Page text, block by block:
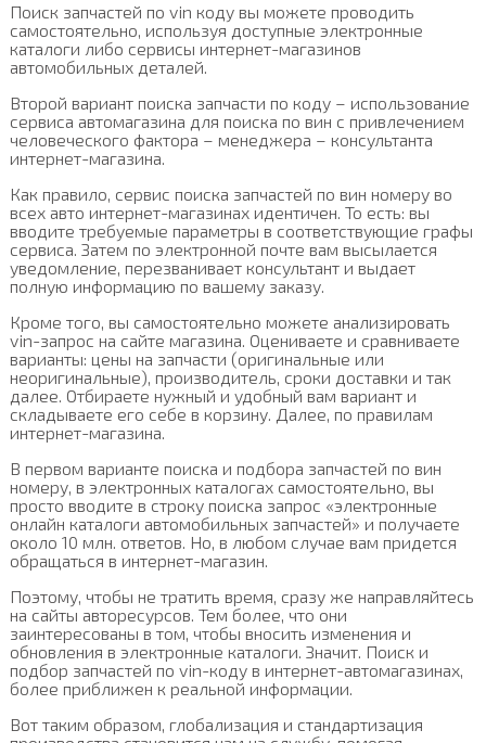
Поиск запчастей по vin коду вы можете проводить
самостоятельно, используя доступные электронные
каталоги либо сервисы интернет-магазинов
автомобильных деталей.
Второй вариант поиска запчасти по коду – использование
сервиса автомагазина для поиска по вин с привлечением
человеческого фактора – менеджера – консультанта
интернет-магазина.
Как правило, сервис поиска запчастей по вин номеру во
всех авто интернет-магазинах идентичен. То есть: вы
вводите требуемые параметры в соответствующие графы
сервиса. Затем по электронной почте вам высылается
уведомление, перезванивает консультант и выдает
полную информацию по вашему заказу.
Кроме того, вы самостоятельно можете анализировать
vin-запрос на сайте магазина. Оцениваете и сравниваете
варианты: цены на запчасти (оригинальные или
неоригинальные), производитель, сроки доставки и так
далее. Отбираете нужный и удобный вам вариант и
складываете его себе в корзину. Далее, по правилам
интернет-магазина.
В первом варианте поиска и подбора запчастей по вин
номеру, в электронных каталогах самостоятельно, вы
просто вводите в строку поиска запрос «электронные
онлайн каталоги автомобильных запчастей» и получаете
около 10 млн. ответов. Но, в любом случае вам придется
обращаться в интернет-магазин.
Поэтому, чтобы не тратить время, сразу же направляйтесь
на сайты авторесурсов. Тем более, что они
заинтересованы в том, чтобы вносить изменения и
обновления в электронные каталоги. Значит. Поиск и
подбор запчастей по vin-коду в интернет-автомагазинах,
более приближен к реальной информации.
Вот таким образом, глобализация и стандартизация